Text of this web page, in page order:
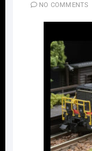
NO COMMENTS